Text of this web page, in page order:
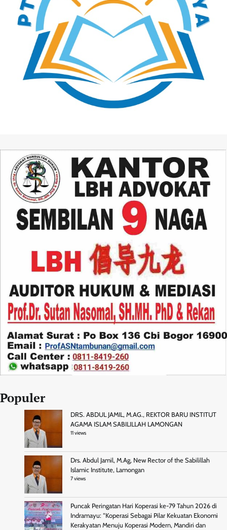
Populer
DRS. ABDUL JAMIL, M.AG., REKTOR BARU INSTITUT
AGAMA ISLAM SABILILLAH LAMONGAN
11 views
Drs. Abdul Jamil, M.Ag, New Rector of the Sabilillah
Islamic Institute, Lamongan
7 views
Puncak Peringatan Hari Koperasi ke-79 Tahun 2026 di
Indramayu: “Koperasi Sebagai Pilar Kekuatan Ekonomi
Kerakyatan Menuju Koperasi Modern, Mandiri dan